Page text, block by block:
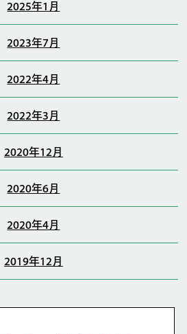
2025年1月
2023年7月
2022年4月
2022年3月
2020年12月
2020年6月
2020年4月
2019年12月